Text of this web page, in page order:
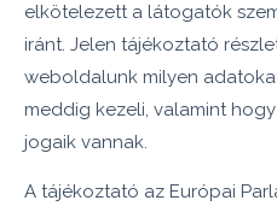
elkötelezett a látogatók
iránt. Jelen tájékoztató
weboldalunk milyen
meddig kezeli, valamint
jogaik vannak.
A tájékoztató az Európai